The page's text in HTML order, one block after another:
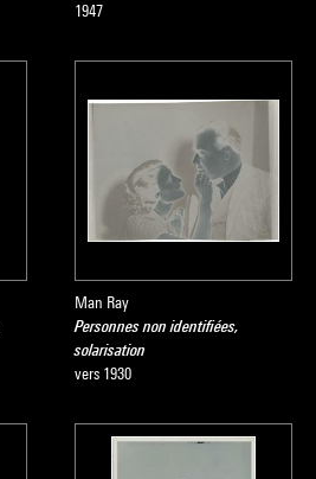
1947
Man Ray
Personnes non identifiées,
solarisation
vers 1930